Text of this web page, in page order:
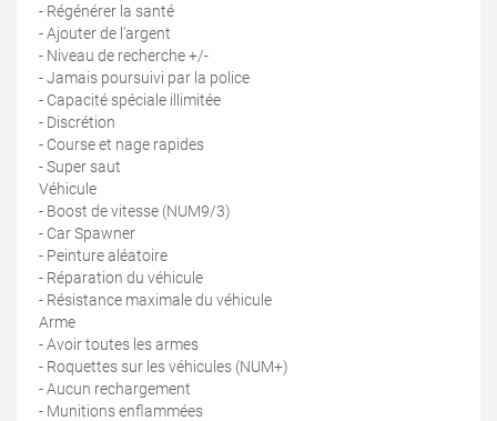
- Régénérer la santé
- Ajouter de l'argent
- Niveau de recherche +/-
- Jamais poursuivi par la police
- Capacité spéciale illimitée
- Discrétion
- Course et nage rapides
- Super saut
Véhicule
- Boost de vitesse (NUM9/3)
- Car Spawner
- Peinture aléatoire
- Réparation du véhicule
- Résistance maximale du véhicule
Arme
- Avoir toutes les armes
- Roquettes sur les véhicules (NUM+)
- Aucun rechargement
- Munitions enflammées